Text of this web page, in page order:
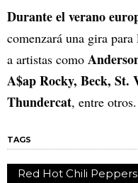
Durante el verano
comenzará una gira
a artistas como
A$ap Rocky, Beck, St.
Thundercat, entre otros.
TAGS
Red Hot Chili Peppers